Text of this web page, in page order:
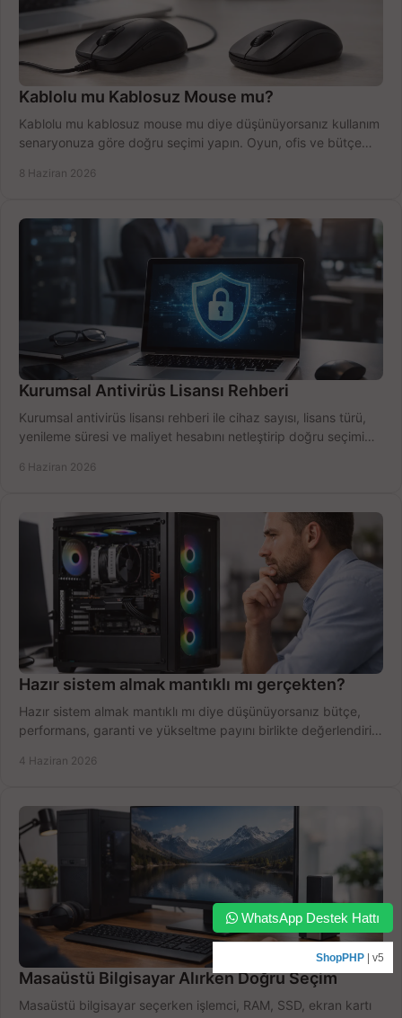
Kablolu mu Kablosuz Mouse mu?
Kablolu mu kablosuz mouse mu diye düşünüyorsanız kullanım
senaryonuza göre doğru seçimi yapın. Oyun, ofis ve bütçe
8 Haziran 2026
Kurumsal Antivirüs Lisansı Rehberi
Kurumsal antivirüs lisansı rehberi ile cihaz sayısı, lisans türü,
yenileme süresi ve maliyet hesabını netleştirip doğru seçimi
6 Haziran 2026
Hazır sistem almak mantıklı mı gerçekten?
Hazır sistem almak mantıklı mı diye düşünüyorsanız bütçe,
performans, garanti ve yükseltme payını birlikte değerlendirin,
4 Haziran 2026
Masaüstü Bilgisayar Alırken Doğru Seçim
Masaüstü bilgisayar seçerken işlemci, RAM, SSD, ekran kartı
WhatsApp Destek Hattı
ShopPHP | v5